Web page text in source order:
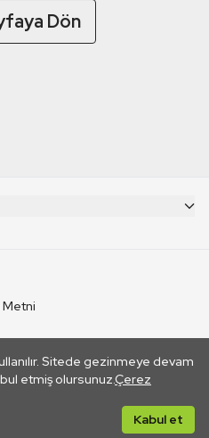
Dön
Sitede gezinmeye devam
etmiş olursunuz.Çerez
Kabul et
Metni
Bağlantı yoluyla gidilen dış